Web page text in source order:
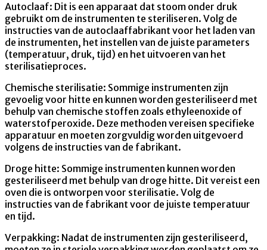
Autoclaaf: Dit is een apparaat dat stoom onder druk
gebruikt om de instrumenten te steriliseren. Volg de
instructies van de autoclaaffabrikant voor het laden van
de instrumenten, het instellen van de juiste parameters
(temperatuur, druk, tijd) en het uitvoeren van het
sterilisatieproces.
Chemische sterilisatie: Sommige instrumenten zijn
gevoelig voor hitte en kunnen worden gesteriliseerd met
behulp van chemische stoffen zoals ethyleenoxide of
waterstofperoxide. Deze methoden vereisen specifieke
apparatuur en moeten zorgvuldig worden uitgevoerd
volgens de instructies van de fabrikant.
Droge hitte: Sommige instrumenten kunnen worden
gesteriliseerd met behulp van droge hitte. Dit vereist een
oven die is ontworpen voor sterilisatie. Volg de
instructies van de fabrikant voor de juiste temperatuur
en tijd.
Verpakking: Nadat de instrumenten zijn gesteriliseerd,